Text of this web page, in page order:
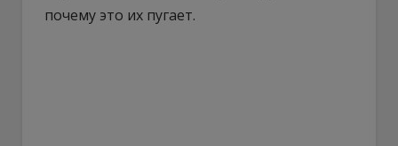
почему это их пугает.